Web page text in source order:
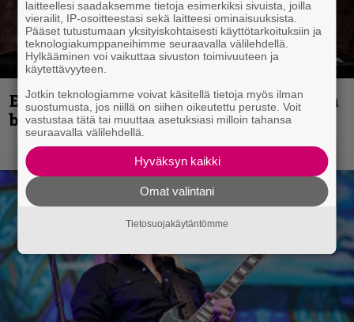
Espoon syyskuu käynnistyy kotimaisen
black metalin merkeissä
laitteellesi saadaksemme tietoja esimerkiksi sivuista, joilla
vierailit, IP-osoitteestasi sekä laitteesi ominaisuuksista.
Pääset tutustumaan yksityiskohtaisesti käyttötarkoituksiin ja
teknologiakumppaneihimme seuraavalla välilehdellä.
Hylkääminen voi vaikuttaa sivuston toimivuuteen ja
käytettävyyteen.
Jotkin teknologiamme voivat käsitellä tietoja myös ilman
suostumusta, jos niillä on siihen oikeutettu peruste. Voit
vastustaa tätä tai muuttaa asetuksiasi milloin tahansa
seuraavalla välilehdellä.
Hyväksyn kaikki
Omat valintani
Tietosuojakäytäntömme